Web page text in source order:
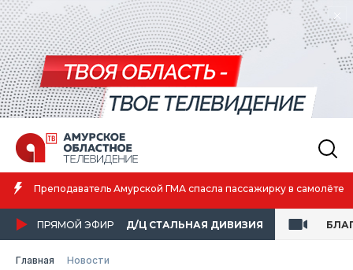
Амурская спортсменка выиграла первенство России по лёгкой
атлетике
ПРЯМОЙ ЭФИР Д/Ц СТАЛЬНАЯ ДИВИЗИЯ
Главная Новости